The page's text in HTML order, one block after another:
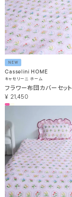
NEW
Casselini HOME
キャセリーニ ホーム
フラワー布団カバーセット
¥ 21,450